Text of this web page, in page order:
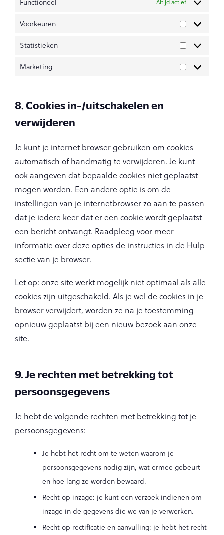
Functioneel Altijd actief
Voorkeuren
Statistieken
Marketing
8. Cookies in-/uitschakelen en
verwijderen
Je kunt je internet browser gebruiken om cookies
automatisch of handmatig te verwijderen. Je kunt
ook aangeven dat bepaalde cookies niet geplaatst
mogen worden. Een andere optie is om de
instellingen van je internetbrowser zo aan te passen
dat je iedere keer dat er een cookie wordt geplaatst
een bericht ontvangt. Raadpleeg voor meer
informatie over deze opties de instructies in de Hulp
sectie van je browser.
Let op: onze site werkt mogelijk niet optimaal als alle
cookies zijn uitgeschakeld. Als je wel de cookies in je
browser verwijdert, worden ze na je toestemming
opnieuw geplaatst bij een nieuw bezoek aan onze
site.
9. Je rechten met betrekking tot
persoonsgegevens
Je hebt de volgende rechten met betrekking tot je
persoonsgegevens:
Je hebt het recht om te weten waarom je
persoonsgegevens nodig zijn, wat ermee gebeurt
en hoe lang ze worden bewaard.
Recht op inzage: je kunt een verzoek indienen om
inzage in de gegevens die we van je verwerken.
Recht op rectificatie en aanvulling: je hebt het recht